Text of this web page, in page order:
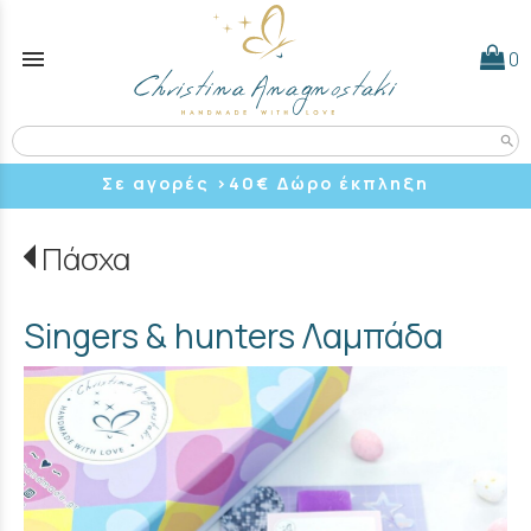
menu 0
search
Σε αγορές >40 € Δώρο έκπληξη
Πάσχα
Singers & hunters Λαμπάδα